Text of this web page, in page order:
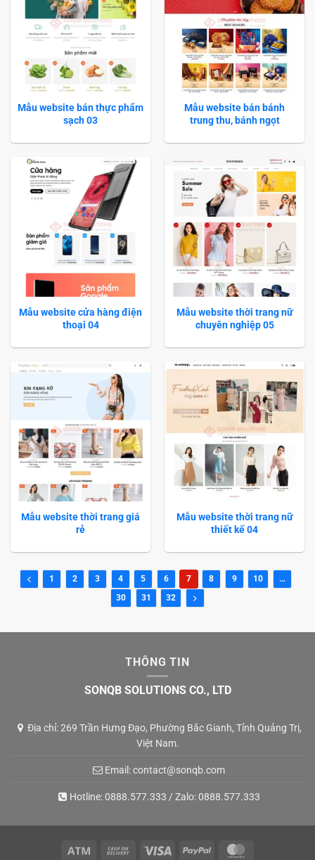
Mẫu website bán thực phẩm
sạch 03
Mẫu website bán bánh
trung thu, bánh ngọt
Mẫu website cửa hàng điện
thoại 04
Mẫu website thời trang nữ
chuyên nghiệp 05
Mẫu website thời trang giá
rẻ
Mẫu website thời trang nữ
thiết kế 04
1 2 3 4 5 6 7 8 9 10
…
30
31 32
THÔNG TIN
SONQB SOLUTIONS CO., LTD
Địa chỉ: 269 Trần Hưng Đạo, Phường Bắc Gianh, Tỉnh Quảng Trị,
Việt Nam.
Email:contact@sonqb.com
Hotline:0888.577.333 / Zalo:0888.577.333
Atm
Cash
Visa PayPal